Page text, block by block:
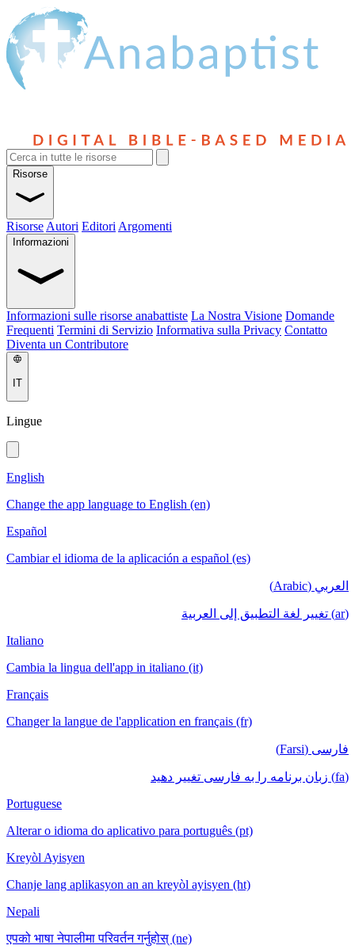
Risorse
Risorse Autori Editori Argomenti
Informazioni
Informazioni sulle risorse anabattiste La Nostra Visione Domande
Frequenti Termini di Servizio Informativa sulla Privacy Contatto
Diventa un Contributore
IT
Lingue
English
Change the app language to English (en)
Español
Cambiar el idioma de la aplicación a español (es)
العربي (Arabic)
(ar) تغيير لغة التطبيق إلى العربية
Italiano
Cambia la lingua dell'app in italiano (it)
Français
Changer la langue de l'application en français (fr)
فارسی (Farsi)
(fa) زبان برنامه را به فارسی تغییر دهید
Portuguese
Alterar o idioma do aplicativo para português (pt)
Kreyòl Ayisyen
Chanje lang aplikasyon an an kreyòl ayisyen (ht)
Nepali
एपको भाषा नेपालीमा परिवर्तन गर्नुहोस् (ne)